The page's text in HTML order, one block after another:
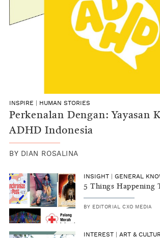
INSPIRE HUMAN STORIES
Perkenalan Dengan: Yayasan
ADHD Indonesia
BY DIAN ROSALINA
INSIGHT GENERAL
5 Things Happening
BY EDITORIAL CXO MEDIA
INTEREST ART &